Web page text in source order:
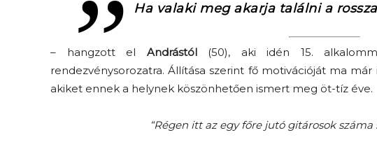
Ha valaki meg akarja találni a
– hangzott el Andrástól(50), aki idén 15.
rendezvénysorozatra. Állítása szerint fő motivációját ma
akiket ennek a helynek köszönhetően ismert meg öt-tíz éve.
“Régen itt az egy főre jutó gitárosok